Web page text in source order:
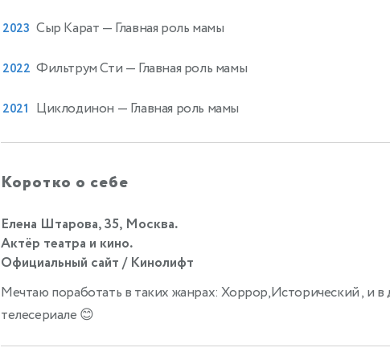
2023 Сыр Карат — Главная роль мамы
2022 Фильтрум Сти — Главная роль мамы
2021 Циклодинон — Главная роль мамы
Коротко о себе
Елена Штарова, 35, Москва.
Актёр театра и кино.
Официальный сайт / Кинолифт
Мечтаю поработать в таких жанрах: Хоррор,Исторический , и
телесериале 😊